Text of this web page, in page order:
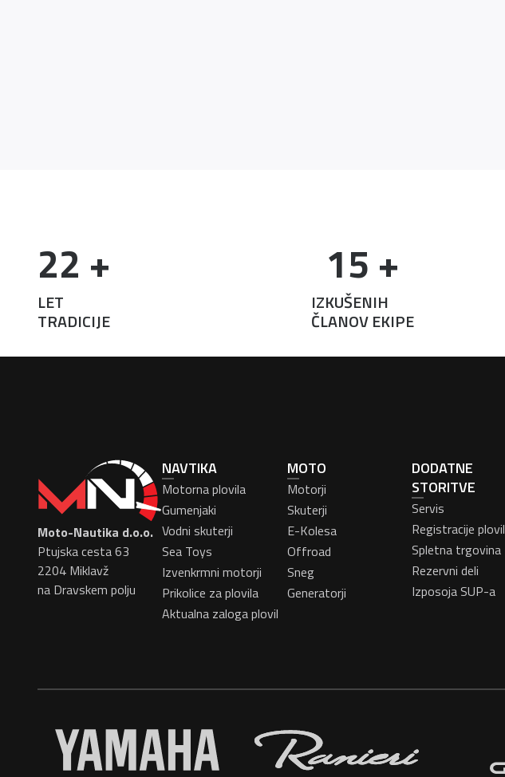
LET
TRADICIJE
22 +
IZKUŠENIH
ČLANOV EKIPE
15 +
Moto-Nautika d.o.o.
Ptujska cesta 63
2204 Miklavž
na Dravskem polju
NAVTIKA
Motorna plovila
Gumenjaki
Vodni skuterji
Sea Toys
Izvenkrmni motorji
Prikolice za plovila
Aktualna zaloga plovil
MOTO
Motorji
Skuterji
E-Kolesa
Offroad
Sneg
Generatorji
DODATNE
STORITVE
Servis
Registracije plovil
Spletna trgovina
Rezervni deli
Izposoja SUP-a